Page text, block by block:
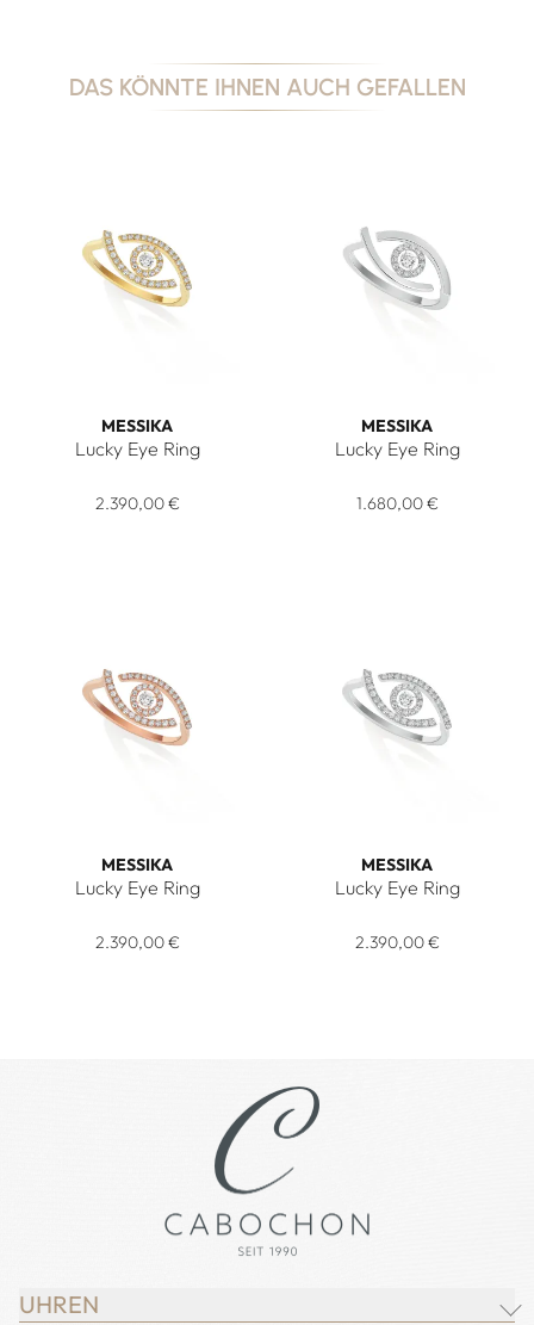
DAS KÖNNTE IHNEN AUCH GEFALLEN
MESSIKA
Lucky Eye Ring
2.390,00 €
MESSIKA
Lucky Eye Ring
1.680,00 €
MESSIKA
Lucky Eye Ring
2.390,00 €
MESSIKA
Lucky Eye Ring
2.390,00 €
UHREN